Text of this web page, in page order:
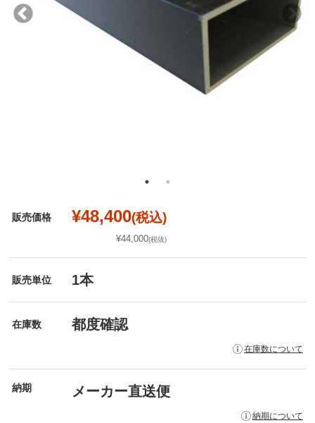
販売価格 ¥48,400(税込)
¥44,000(税抜)
販売単位 1本
在庫数 都度確認
在庫数について
納期 メーカー直送便
納期について